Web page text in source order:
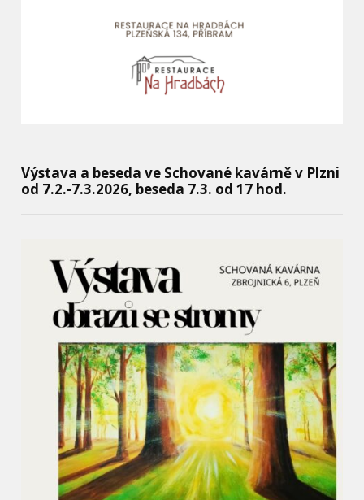
Výstava a beseda ve Schované kavárně v Plzni
od 7.2.-7.3.2026, beseda 7.3. od 17 hod.